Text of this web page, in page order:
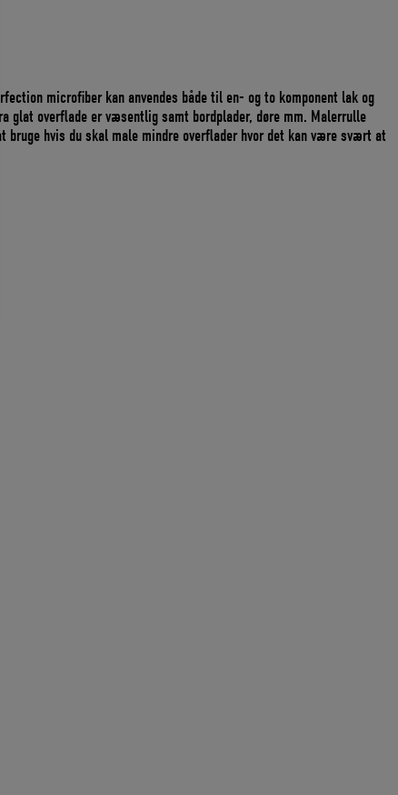
microfiber kan anvendes både til en- og to komponent lak og
glat overflade er væsentlig samt bordplader, døre mm. Malerrulle
bruge hvis du skal male mindre overflader hvor det kan være svært at